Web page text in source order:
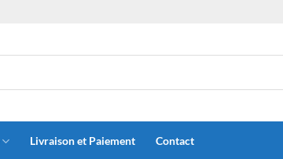
Livraison et Paiement Contact